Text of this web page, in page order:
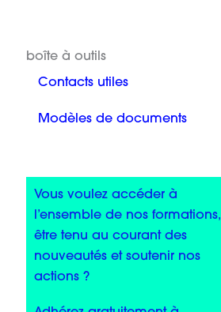
boîte à outils
Contacts utiles
Modèles de documents
Vous voulez accéder à
l’ensemble de nos formations,
être tenu au courant des
nouveautés et soutenir nos
actions ?